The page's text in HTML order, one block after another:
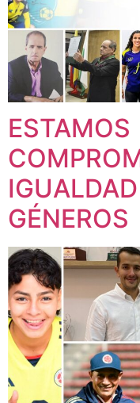
ESTAMOS
GÉNEROS